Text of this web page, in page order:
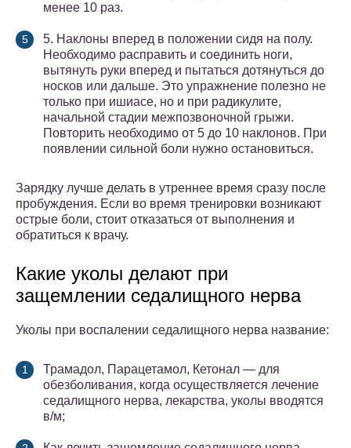
менее 10 раз.
5. Наклоны вперед в положении сидя на полу.
Необходимо расправить и соединить ноги,
вытянуть руки вперед и пытаться дотянуться до
носков или дальше. Это упражнение полезно не
только при ишиасе, но и при радикулите,
начальной стадии межпозвоночной грыжи.
Повторить необходимо от 5 до 10 наклонов. При
появлении сильной боли нужно остановиться.
Зарядку лучше делать в утреннее время сразу после
пробуждения. Если во время тренировки возникают
острые боли, стоит отказаться от выполнения и
обратиться к врачу.
Какие уколы делают при
защемлении седалищного нерва
Уколы при воспалении седалищного нерва название:
Трамадол, Парацетамол, Кетонал — для
обезболивания, когда осуществляется лечение
седалищного нерва, лекарства, уколы вводятся
в/м;